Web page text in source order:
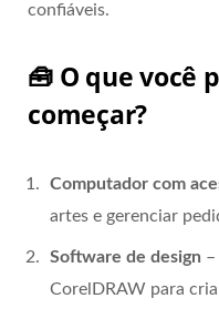
confiáveis.
🧰 O que você
começar?
Computador com
artes e gerenciar
Software de design
CorelDRAW para